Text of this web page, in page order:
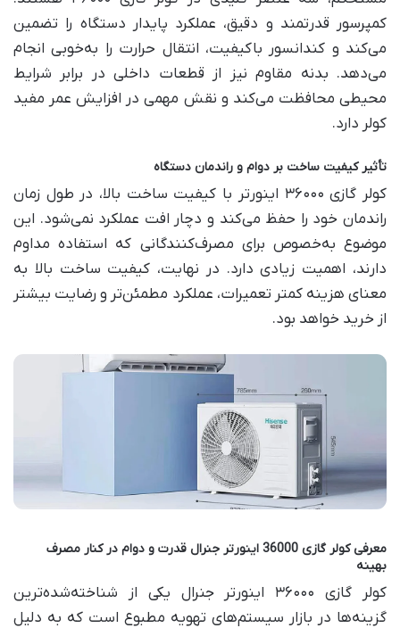
کمپرسور قدرتمند و دقیق، عملکرد پایدار دستگاه را تضمین
می‌کند و کندانسور باکیفیت، انتقال حرارت را به‌خوبی انجام
می‌دهد. بدنه مقاوم نیز از قطعات داخلی در برابر شرایط
محیطی محافظت می‌کند و نقش مهمی در افزایش عمر مفید
کولر دارد.
تأثیر کیفیت ساخت بر دوام و راندمان دستگاه
کولر گازی ۳۶۰۰۰ اینورتر با کیفیت ساخت بالا، در طول زمان
راندمان خود را حفظ می‌کند و دچار افت عملکرد نمی‌شود. این
موضوع به‌خصوص برای مصرف‌کنندگانی که استفاده مداوم
دارند، اهمیت زیادی دارد. در نهایت، کیفیت ساخت بالا به
معنای هزینه کمتر تعمیرات، عملکرد مطمئن‌تر و رضایت بیشتر
از خرید خواهد بود.
معرفی کولر گازی 36000 اینورتر جنرال قدرت و دوام در کنار مصرف
بهینه
کولر گازی ۳۶۰۰۰ اینورتر جنرال یکی از شناخته‌شده‌ترین
گزینه‌ها در بازار سیستم‌های تهویه مطبوع است که به دلیل